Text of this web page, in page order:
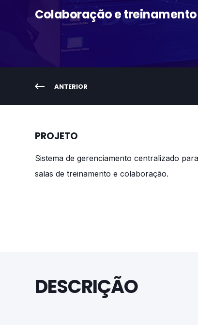
Colaboração e
ANTERIOR
PROJETO
Sistema de gerenciamento centralizado para
salas de treinamento e colaboração.
DESCRIÇÃO